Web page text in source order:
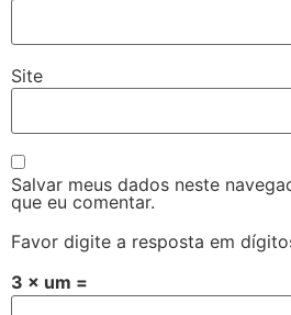
Site
Salvar meus dados neste
que eu comentar.
Favor digite a resposta em
3 × um =